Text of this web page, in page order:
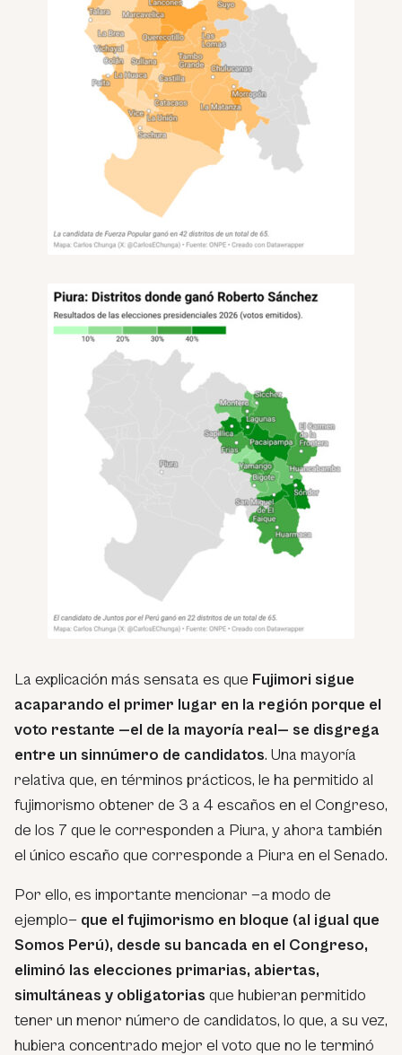
La explicación más sensata es que Fujimori sigue
acaparando el primer lugar en la región porque el
voto restante —el de la mayoría real— se disgrega
entre un sinnúmero de candidatos. Una mayoría
relativa que, en términos prácticos, le ha permitido al
fujimorismo obtener de 3 a 4 escaños en el Congreso,
de los 7 que le corresponden a Piura, y ahora también
el único escaño que corresponde a Piura en el Senado.
Por ello, es importante mencionar —a modo de
ejemplo— que el fujimorismo en bloque (al igual que
Somos Perú), desde su bancada en el Congreso,
eliminó las elecciones primarias, abiertas,
simultáneas y obligatorias que hubieran permitido
tener un menor número de candidatos, lo que, a su vez,
hubiera concentrado mejor el voto que no le terminó